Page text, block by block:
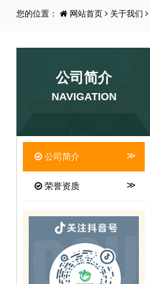
您的位置： 网站首页 关于我们
公司简介
NAVIGATION
公司简介
荣誉资质